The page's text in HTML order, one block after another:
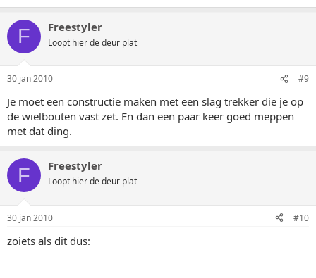
F Freestyler
Loopt hier de deur plat
30 jan 2010 #9
Je moet een constructie maken met een slag trekker die je op
de wielbouten vast zet. En dan een paar keer goed meppen
met dat ding.
F Freestyler
Loopt hier de deur plat
30 jan 2010 #10
zoiets als dit dus: